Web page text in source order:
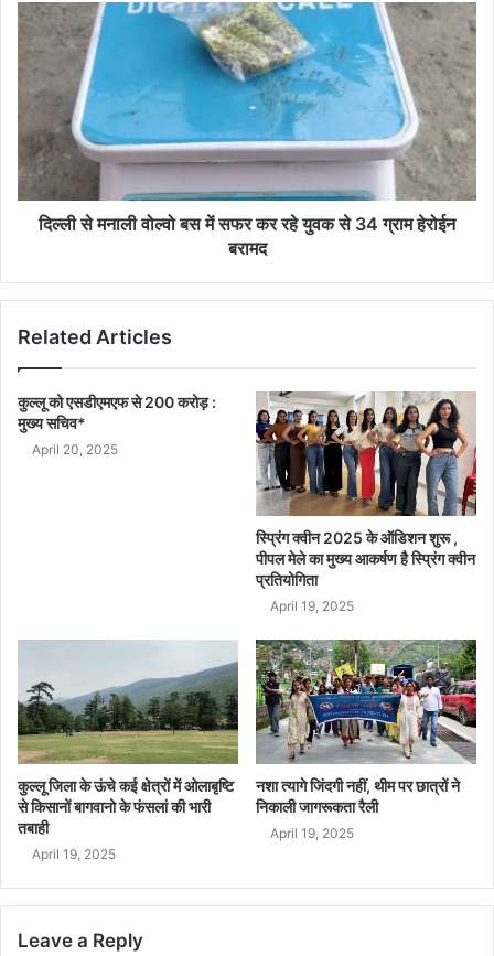
दिल्ली से मनाली वोल्वो बस में सफर कर रहे युवक से 34 ग्राम हेरोईन
बरामद
Related Articles
कुल्लू को एसडीएमएफ से 200 करोड़ :
मुख्य सचिव*
April 20, 2025
स्प्रिंग क्वीन 2025 के ऑडिशन शुरू ,
पीपल मेले का मुख्य आकर्षण है स्प्रिंग क्वीन
प्रतियोगिता
April 19, 2025
कुल्लू जिला के ऊंचे कई क्षेत्रों में ओलाबृष्टि
से किसानों बागवानो के फंसलां की भारी
तबाही
April 19, 2025
नशा त्यागे जिंदगी नहीं, थीम पर छात्रों ने
निकाली जागरूकता रैली
April 19, 2025
Leave a Reply